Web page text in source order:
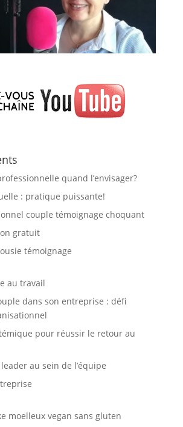
quand l’envisager?
: pratique puissante!
couple témoignage choquant
gratuit
témoignage
au travail
dans son entreprise : défi
pour réussir le retour au
au sein de l’équipe
moelleux vegan sans gluten